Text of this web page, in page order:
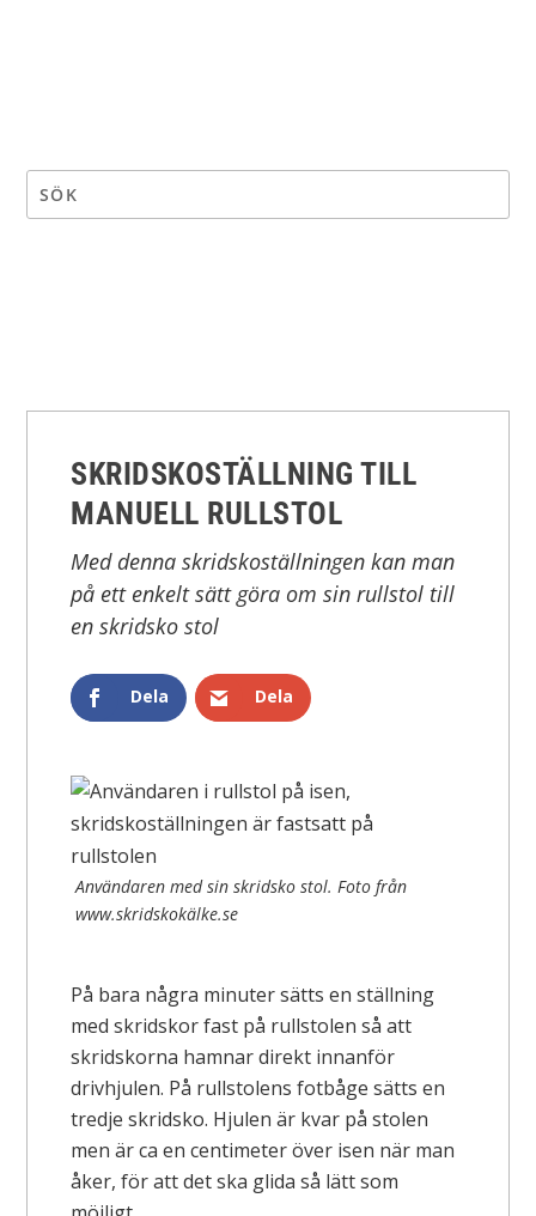
SKRIDSKOSTÄLLNING TILL
MANUELL RULLSTOL
Med denna skridskoställningen kan man
på ett enkelt sätt göra om sin rullstol till
en skridsko stol
Dela Dela
Användaren med sin skridsko stol. Foto från
www.skridskokälke.se
På bara några minuter sätts en ställning
med skridskor fast på rullstolen så att
skridskorna hamnar direkt innanför
drivhjulen. På rullstolens fotbåge sätts en
tredje skridsko. Hjulen är kvar på stolen
men är ca en centimeter över isen när man
åker, för att det ska glida så lätt som